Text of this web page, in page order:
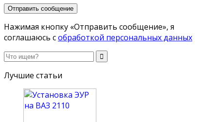
Нажимая кнопку «Отправить сообщение», я
соглашаюсь собработкой персональных данных
Лучшие статьи